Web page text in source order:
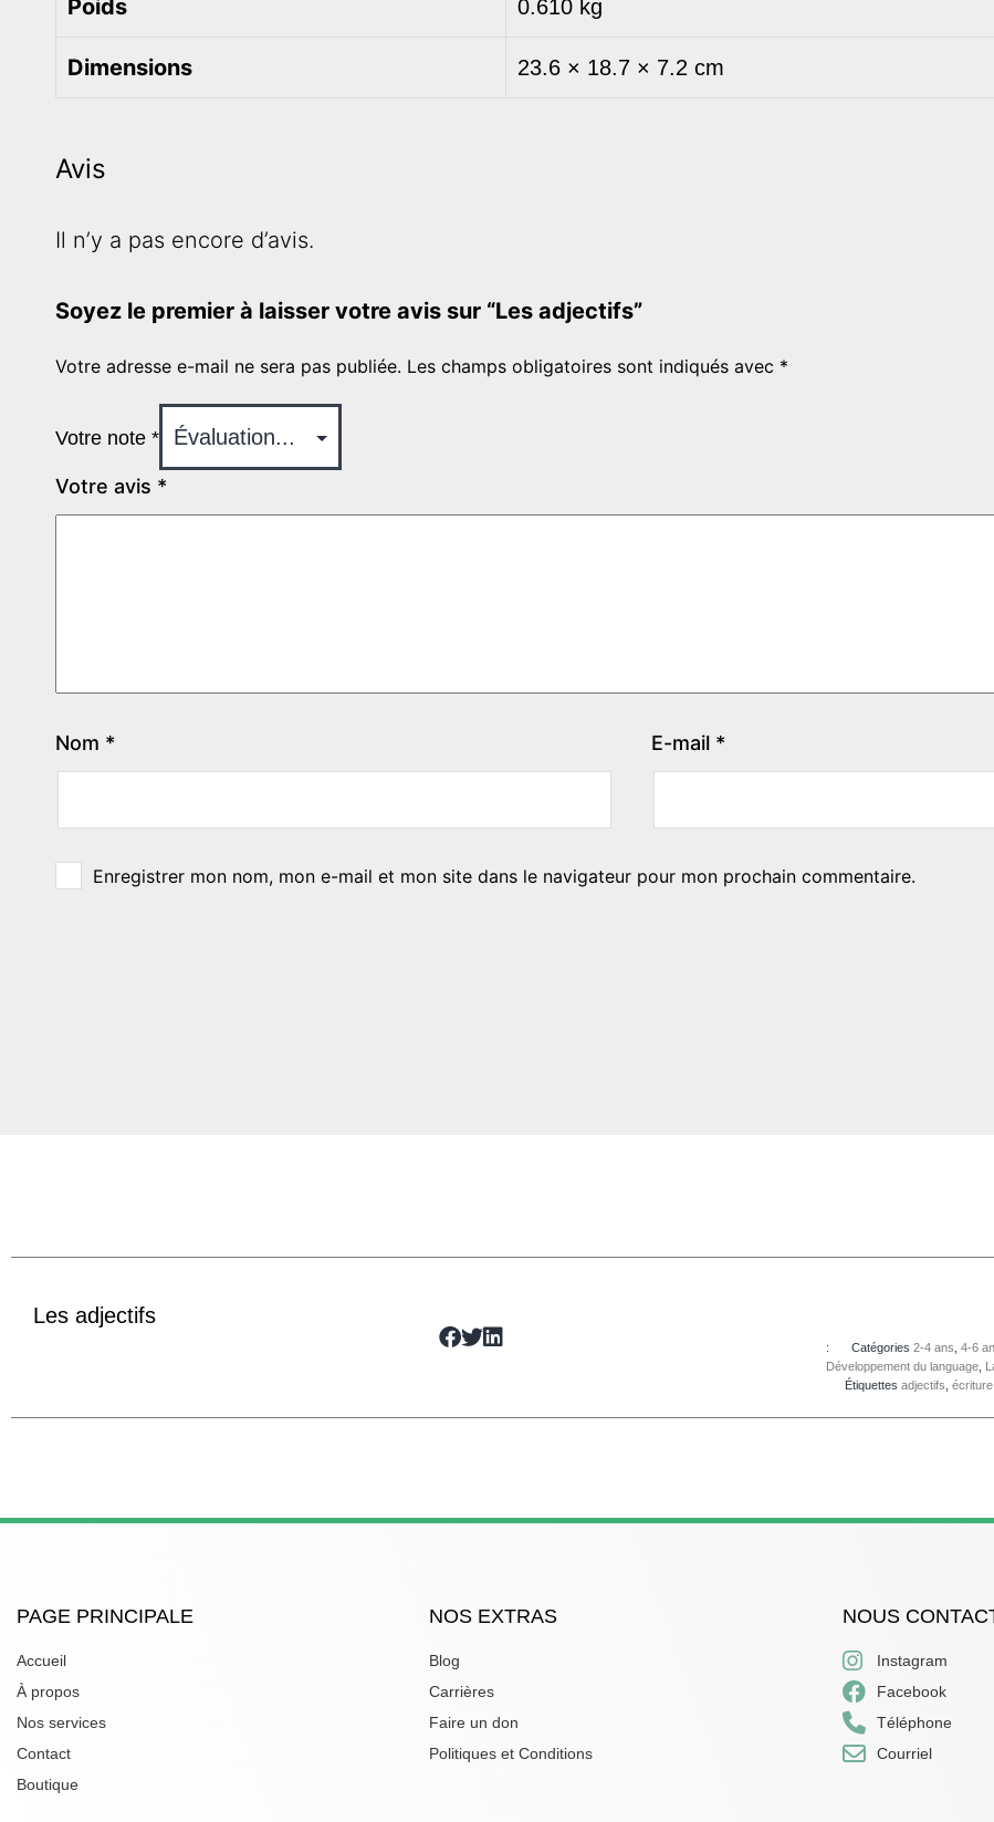
Poids 0.610 kg
Dimensions 23.6 × 18.7 × 7.2 cm
Avis
Il n’y a pas encore d’avis.
Soyez le premier à laisser votre avis sur “Les adjectifs”
Votre adresse e-mail ne sera pas publiée. Les champs obligatoires sont indiqués avec *
Votre note *
Votre avis *
Nom * E-mail *
Enregistrer mon nom, mon e-mail et mon site dans le navigateur pour mon prochain commentaire.
Les adjectifs
: Catégories 2-4 ans ,4-6
Développement du language
Étiquettes adjectifs ,écriture
PAGE PRINCIPALE
Accueil
À propos
Nos services
Contact
Boutique
NOS EXTRAS
Blog
Carrières
Faire un don
Politiques et Conditions
NOUS
Instagram
Facebook
Téléphone
Courriel